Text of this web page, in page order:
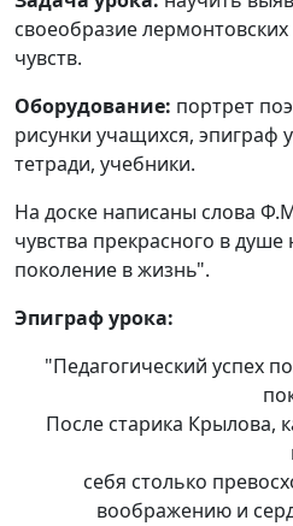
своеобразие лермонтовских
чувств.
Оборудование: портрет
рисунки учащихся, эпиграф
тетради, учебники.
На доске написаны слова
чувства прекрасного в
поколение в жизнь".
Эпиграф урока:
"Педагогический успех
После старика Крылова,
себя столько
воображению и